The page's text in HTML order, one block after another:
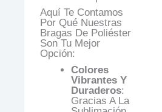
Aquí Te Contamos
Por Qué Nuestras
Bragas De Poliéster
Son Tu Mejor
Opción:
Colores
Vibrantes Y
Duraderos:
Gracias A La